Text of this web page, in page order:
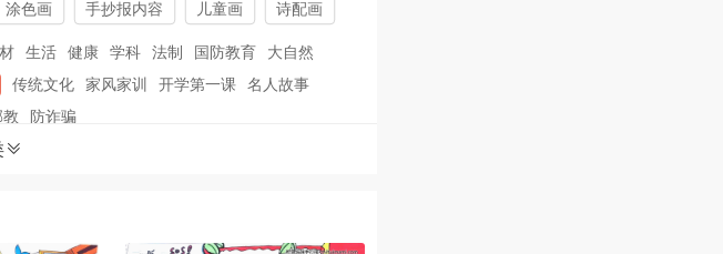
涂色画 手抄报内容 儿童画 诗配画
生活 健康 学科 法制 国防教育
大自然
传统文化 家风家训 开学第一课
名人故事
教 防诈骗